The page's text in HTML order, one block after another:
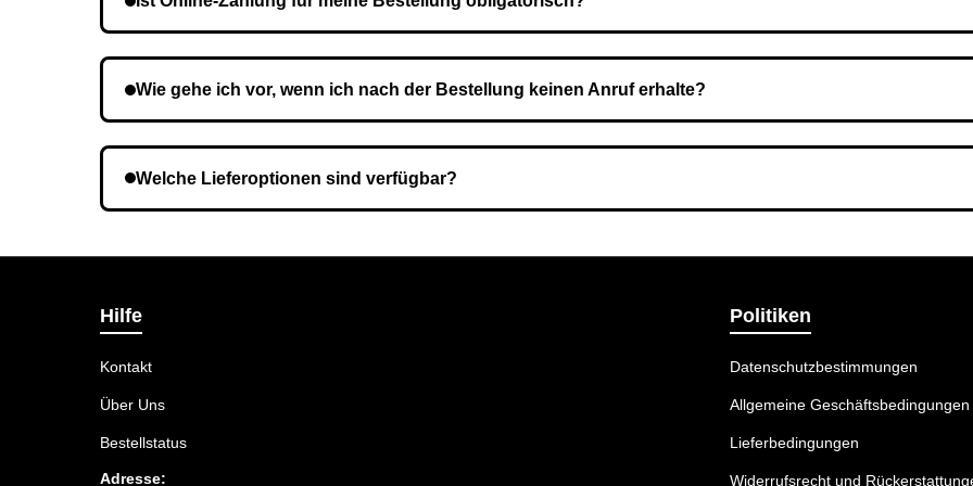
Wie gehe ich vor, wenn ich nach der Bestellung keinen Anruf erhalte?
Welche Lieferoptionen sind verfügbar?
Hilfe
Kontakt
Über Uns
Bestellstatus
Adresse:
Politiken
Datenschutzbestimmungen
Allgemeine Geschäftsbedingungen
Lieferbedingungen
Widerrufsrecht und